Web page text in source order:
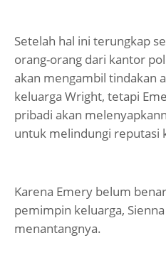
Setelah hal ini terungkap
orang-orang dari kantor
akan mengambil tindakan
keluarga Wright, tetapi
pribadi akan
untuk melindungi reputasi
Karena Emery belum
pemimpin keluarga,
menantangnya.